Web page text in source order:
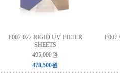
F007-022 RIGID UV FILTER
SHEETS
495,000원
478,500원